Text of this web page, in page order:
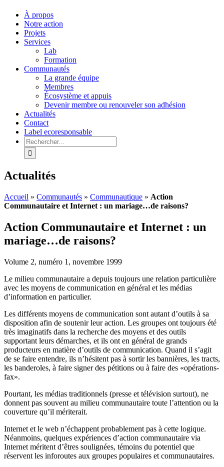
À propos
Notre action
Projets
Services
Lab
Formation
Communautés
La grande équipe
Membres
Écosystème et appuis
Devenir membre ou renouveler son adhésion
Actualités
Contact
Label ecoresponsable
Rechercher:
Actualités
Accueil » Communautés » Communautique » Action
Communautaire et Internet : un mariage…de raisons?
Action Communautaire et Internet : un
mariage…de raisons?
Volume 2, numéro 1, novembre 1999
Le milieu communautaire a depuis toujours une relation particulière
avec les moyens de communication en général et les médias
d’information en particulier.
Les différents moyens de communication sont autant d’outils à sa
disposition afin de soutenir leur action. Les groupes ont toujours été
très imaginatifs dans la recherche des moyens et des outils
supportant leurs démarches, et ils ont en général de grands
producteurs en matière d’outils de communication. Quand il s’agit
de se faire entendre, ils n’hésitent pas à sortir les bannières, les tracts,
les banderoles, à faire signer des pétitions ou à faire des «opérations-
fax».
Pourtant, les médias traditionnels (presse et télévision surtout), ne
donnent pas souvent au milieu communautaire toute l’attention ou la
couverture qu’il mériterait.
Internet et le web n’échappent probablement pas à cette logique.
Néanmoins, quelques expériences d’action communautaire via
Internet méritent d’êtres soulignées, témoins du potentiel que
réservent les inforoutes aux groupes populaires et communautaires.